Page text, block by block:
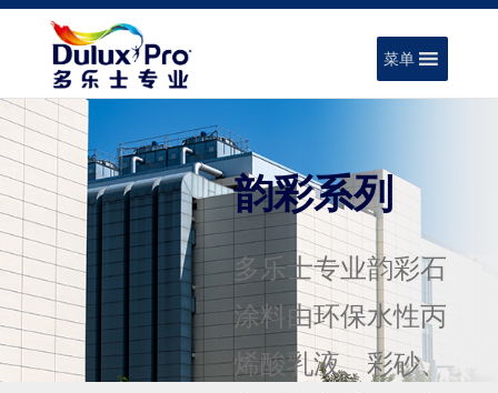
菜单
韵彩系列
多乐士专业韵彩石
涂料由环保水性丙
烯酸乳液、彩砂、